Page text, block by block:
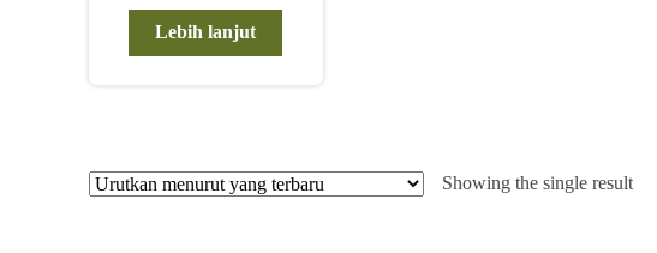
Lebih lanjut
Showing the single result